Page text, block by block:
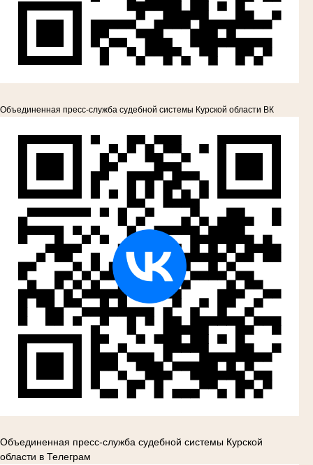
Объединенная пресс-служба судебной системы Курской области ВК
Объединенная пресс-служба судебной системы Курской
области в Телеграм